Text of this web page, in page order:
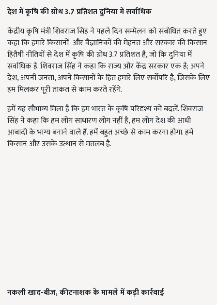
देश में कृषि की ग्रोथ 3.7 प्रतिशत दुनिया में सर्वाधिक
केंद्रीय कृषि मंत्री शिवराज सिंह ने पहले दिन सम्मेलन को संबोधित करते हुए
कहा कि हमारे किसानों और वैज्ञानिकों की मेहनत और सरकार की किसान
हितैषी नीतियों से देश में कृषि की ग्रोथ 3.7 प्रतिशत है, जो कि दुनिया में
सर्वाधिक है. शिवराज सिंह ने कहा कि राज्य और केंद्र सरकार एक है; अपने
देश, अपनी जनता, अपने किसानों के हित हमारे लिए सर्वोपरि है, जिसके लिए
हम मिलकर पूरी ताकत से काम करते रहेंगे.
हमें यह सौभाग्य मिला है कि हम भारत के कृषि परिदृश्य को बदलें. शिवराज
सिंह ने कहा कि हम लोग साधारण लोग नहीं है, हम लोग देश की आधी
आबादी के भाग्य बनाने वाले हैं. हमें बहुत अच्छे से काम करना होगा. हमें
किसान और उसके उत्थान से मतलब है.
नकली खाद-बीज, कीटनाशक के मामले में कड़ी कार्रवाई